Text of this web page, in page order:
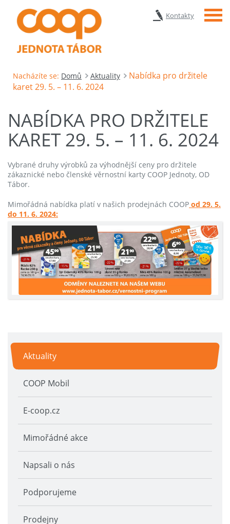
Kontakty Menu
Nacházíte se: Domů Aktuality
Nabídka pro držitele
karet 29. 5. – 11. 6. 2024
NABÍDKA PRO DRŽITELE
KARET 29. 5. – 11. 6. 2024
Vybrané druhy výrobků za výhodnější ceny pro držitele
zákaznické nebo členské věrnostní karty COOP Jednoty, OD
Tábor.
Mimořádná nabídka platí v našich prodejnách COOP od 29. 5.
do 11. 6. 2024:
Aktuality
COOP Mobil
E-coop.cz
Mimořádné akce
Napsali o nás
Podporujeme
Prodejny